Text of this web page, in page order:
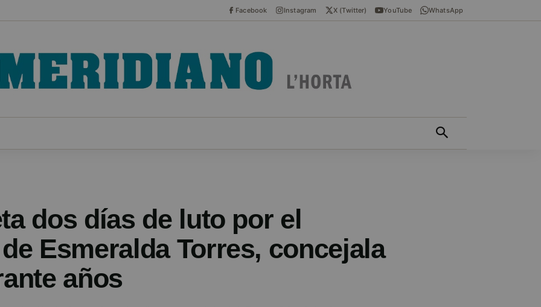
Facebook Instagram X (Twitter) YouTube WhatsApp
dos días de luto por el
Esmeralda Torres, concejala
años